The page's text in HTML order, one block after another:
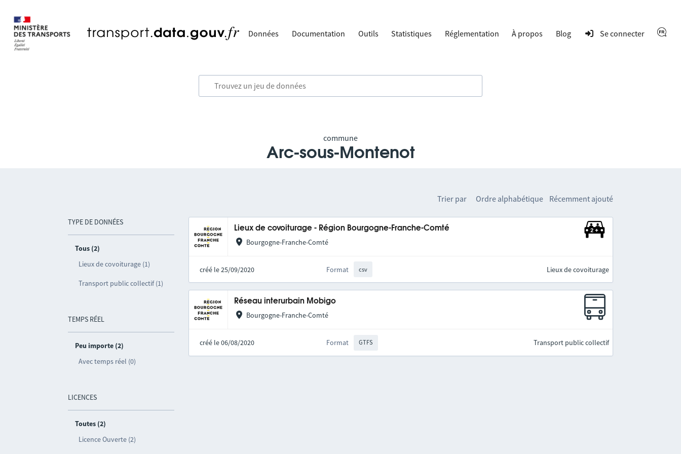
Données Documentation Outils Statistiques Réglementation À propos Blog Se connecter
commune
Arc-sous-Montenot
TYPE DE DONNÉES
Tous (2)
Lieux de covoiturage (1)
Transport public collectif (1)
TEMPS RÉEL
Peu importe (2)
Avec temps réel (0)
LICENCES
Toutes (2)
Licence Ouverte (2)
Trier par Ordre alphabétique Récemment ajouté
Lieux de covoiturage - Région Bourgogne-Franche-Comté
Bourgogne-Franche-Comté
créé le 25/09/2020 Format csv Lieux de covoiturage
Réseau interurbain Mobigo
Bourgogne-Franche-Comté
créé le 06/08/2020 Format GTFS Transport public collectif